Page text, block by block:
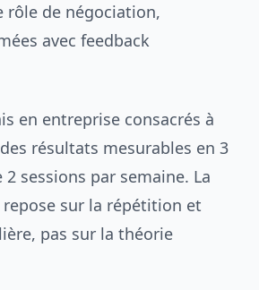
rôle de négociation,
avec feedback
en entreprise consacrés à
résultats mesurables en 3
sessions par semaine. La
repose sur la répétition et
pas sur la théorie